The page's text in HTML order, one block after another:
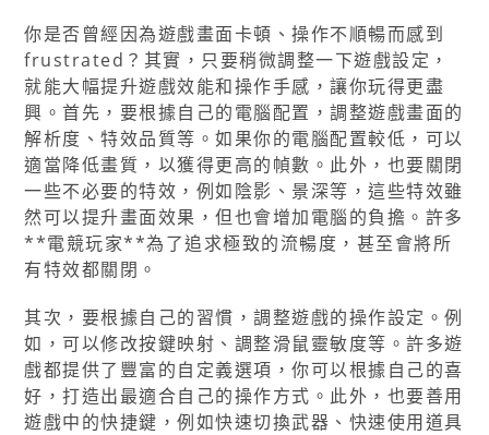
你是否曾經因為遊戲畫面卡頓、操作不順暢而感到
frustrated？其實，只要稍微調整一下遊戲設定，
就能大幅提升遊戲效能和操作手感，讓你玩得更盡
興。首先，要根據自己的電腦配置，調整遊戲畫面的
解析度、特效品質等。如果你的電腦配置較低，可以
適當降低畫質，以獲得更高的幀數。此外，也要關閉
一些不必要的特效，例如陰影、景深等，這些特效雖
然可以提升畫面效果，但也會增加電腦的負擔。許多
**電競玩家**為了追求極致的流暢度，甚至會將所
有特效都關閉。
其次，要根據自己的習慣，調整遊戲的操作設定。例
如，可以修改按鍵映射、調整滑鼠靈敏度等。許多遊
戲都提供了豐富的自定義選項，你可以根據自己的喜
好，打造出最適合自己的操作方式。此外，也要善用
遊戲中的快捷鍵，例如快速切換武器、快速使用道具